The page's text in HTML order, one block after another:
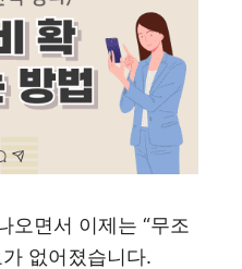
오면서 이제는 “무조
없어졌습니다.